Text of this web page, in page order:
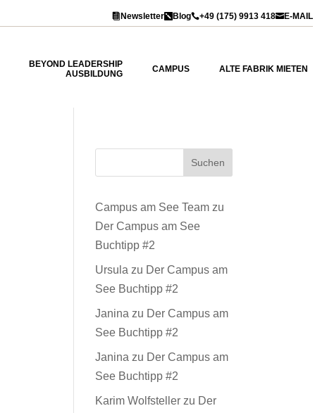
 Newsletter Blog+49 (175) 9913 418E-MAIL
BEYOND LEADERSHIP
AUSBILDUNG
CAMPUS ALTE FABRIK MIETEN
Suchen
Campus am See Team zu
Der Campus am See
Buchtipp #2
Ursula zu Der Campus am
See Buchtipp #2
Janina zu Der Campus am
See Buchtipp #2
Janina zu Der Campus am
See Buchtipp #2
Karim Wolfsteller zu Der